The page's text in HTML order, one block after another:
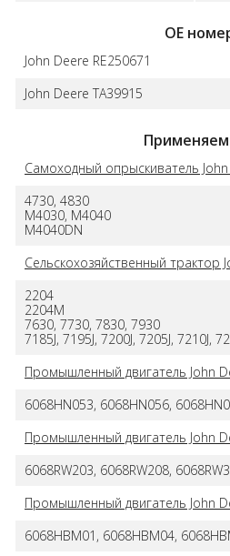
ОЕ
John Deere RE250671
John Deere TA39915
Самоходный опрыскиватель
4730, 4830
M4030, M4040
M4040DN
Сельскохозяйственный трактор
2204
2204M
7630, 7730, 7830, 7930
7185J, 7195J, 7200J, 7205J, 7210J,
Промышленный двигатель John
6068HN053, 6068HN056,
Промышленный двигатель John
6068RW203, 6068RW208,
Промышленный двигатель John
6068HBM01, 6068HBM04,